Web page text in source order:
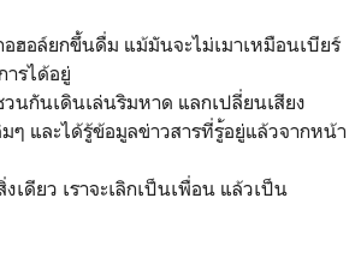
ฮอล์ยกขึ้นดื่ม แม้มันจะไม่เมาเหมือนเบียร์
ารได้อยู่
นกันเดินเล่นริมหาด แลกเปลี่ยนเสียง
ๆ และได้รู้ข้อมูลข่าวสารที่รู้อยู่แล้วจากหน้า
งเดียว เราจะเลิกเป็นเพื่อน แล้วเป็น